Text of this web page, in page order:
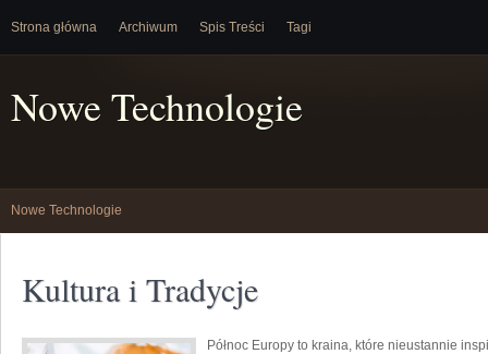
Strona główna Archiwum Spis Treści Tagi
Nowe Technologie
Nowe Technologie
Kultura i Tradycje
Północ Europy to kraina, które nieustannie